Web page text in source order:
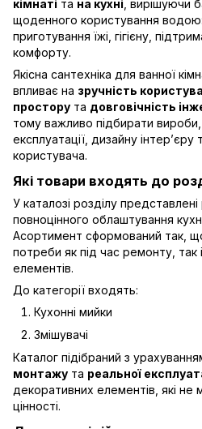
кімнаті та на кухні , вирішуючи
щоденного користування водою:
приготування їжі, гігієну,
комфорту.
Якісна сантехніка для ванної
впливає на зручність
простору та довговічність
тому важливо підбирати
експлуатації, дизайну
користувача.
Які товари входять до
У каталозі розділу
повноцінного облаштування
Асортимент сформований так,
потреби як під час ремонту, так
елементів.
До категорії входять:
Кухонні мийки
Змішувачі
Каталог підібраний з
монтажу та реальної
декоративних елементів, які не
цінності.